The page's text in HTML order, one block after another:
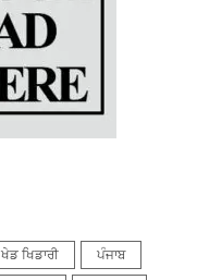
ਖੇਡ ਖਿਡਾਰੀ ਪੰਜਾਬ